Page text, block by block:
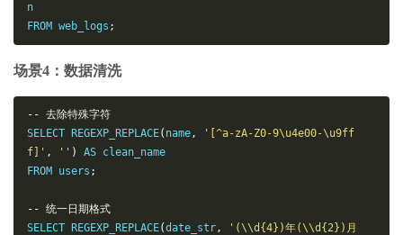
n
FROM web_logs ;
场景4：数据清洗
-- 去除特殊字符
SELECT REGEXP_REPLACE( name,
'[^a-zA-Z0-9\u4e00-\u9ff
f]' , '' )
AS clean_name
FROM users ;
-- 统一日期格式
SELECT REGEXP_REPLACE(date_str,
'(\\d{4})年(\\d{2})月